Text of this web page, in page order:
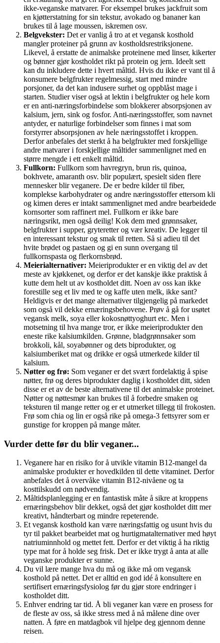
ikke-veganske matvarer. For eksempel brukes jackfruit som
en kjøtterstatning for sin tekstur, avokado og bananer kan
brukes til å lage moussen, iskremen osv.
Belgvekster: Det er vanlig å tro at et vegansk kosthold
mangler proteiner på grunn av kostholdsrestriksjonene.
Likevel, å erstatte de animalske proteinene med linser, kikerter
og bønner gjør kostholdet rikt på protein og jern. Ideelt sett
kan du inkludere dette i hvert måltid. Hvis du ikke er vant til å
konsumere belgfrukter regelmessig, start med mindre
porsjoner, da det kan indusere surhet og oppblåst mage i
starten. Studier viser også at lektin i belgfrukter og hele korn
er en anti-næringsforbindelse som blokkerer absorpsjonen av
kalsium, jern, sink og fosfor. Anti-næringsstoffer, som navnet
antyder, er naturlige forbindelser som finnes i mat som
forstyrrer absorpsjonen av hele næringsstoffet i kroppen.
Derfor anbefales det sterkt å ha belgfrukter med forskjellige
andre matvarer i forskjellige måltider sammenlignet med en
større mengde i ett enkelt måltid.
Fullkorn: Fullkorn som havregryn, brun ris, quinoa,
bokhvete, amaranth osv. blir populært, spesielt siden flere
mennesker blir veganere. De er bedre kilder til fiber,
komplekse karbohydrater og andre næringsstoffer ettersom kli
og kimen deres er intakt sammenlignet med andre bearbeidede
kornsorter som raffinert mel. Fullkorn er ikke bare
næringsrikt, men også deilig! Kok dem med grønnsaker,
belgfrukter i supper, gryteretter og vær kreativ. De legger til
en interessant tekstur og smak til retten. Så si adieu til det
hvite brødet og pastaen og gi en sunn overgang til
fullkornspasta og flerkornsbrød.
Meierialternativer: Meieriprodukter er en viktig del av det
meste av kjøkkenet, og derfor er det kanskje ikke praktisk å
kutte dem helt ut av kostholdet ditt. Noen av oss kan ikke
forestille seg et liv med te og kaffe uten melk, ikke sant?
Heldigvis er det mange alternativer tilgjengelig på markedet
som også vil dekke ernæringsbehovene. Prøv å gå for usøtet
vegansk melk, soya eller kokosnøttyoghurt etc. Men i
motsetning til hva mange tror, ​​er ikke meieriprodukter den
eneste rike kalsiumkilden. Grønne, bladgrønnsaker som
brokkoli, kål, soyabønner og dets biprodukter, og
kalsiumberiket mat og drikke er også utmerkede kilder til
kalsium.
Nøtter og frø: Som veganer er det svært fordelaktig å spise
nøtter, frø og deres biprodukter daglig i kostholdet ditt, siden
disse er et av de beste alternativene til det animalske proteinet.
Nøtter og nøttesmør kan brukes til å forbedre smaken og
teksturen til mange retter og er et utmerket tillegg til frokosten.
Frø som chia og lin er også rike på omega-3 fettsyrer som er
gunstige for kroppen på mange måter.
Vurder dette før du blir veganer...
Veganere har en risiko for å utvikle vitamin B12-mangel da
animalske produkter er hovedkilden til dette vitaminet. Derfor
anbefales det å overvåke vitamin B12-nivåene og ta
kosttilskudd om nødvendig.
Måltidsplanlegging er en fantastisk måte å sikre at kroppens
ernæringsbehov blir dekket, også det gjør kostholdet ditt mer
kreativt, håndterbart og mindre repeterende.
Et vegansk kosthold kan være næringsfattig og usunt hvis du
tyr til pakket bearbeidet mat og hurtigmatalternativer med høyt
natriuminnhold og mettet fett. Derfor er det viktig å ha riktig
type mat for å holde seg frisk. Det er ikke trygt å anta at alle
veganske produkter er sunne.
Du vil lære mange hva du må og ikke må om vegansk
kosthold på nettet. Det er alltid en god idé å konsultere en
sertifisert ernæringsfysiolog før du gjør store endringer i
kostholdet ditt.
Enhver endring tar tid. Å bli veganer kan være en prosess for
de fleste av oss, så ikke stress med å nå målene dine over
natten. Å føre en matdagbok vil hjelpe deg gjennom denne
reisen.